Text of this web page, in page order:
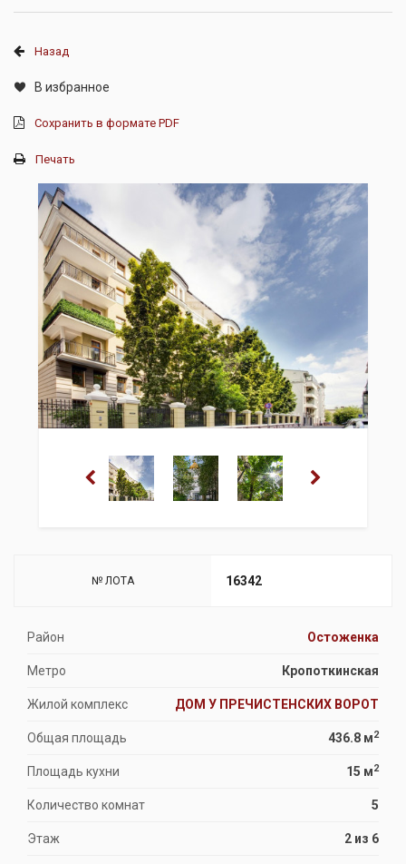
Назад
В избранное
Сохранить в формате PDF
Печать
№ ЛОТА 16342
Район Остоженка
Метро Кропоткинская
Жилой комплекс ДОМ У ПРЕЧИСТЕНСКИХ ВОРОТ
Общая площадь 436.8 м2
Площадь кухни 15 м2
Количество комнат 5
Этаж 2 из 6